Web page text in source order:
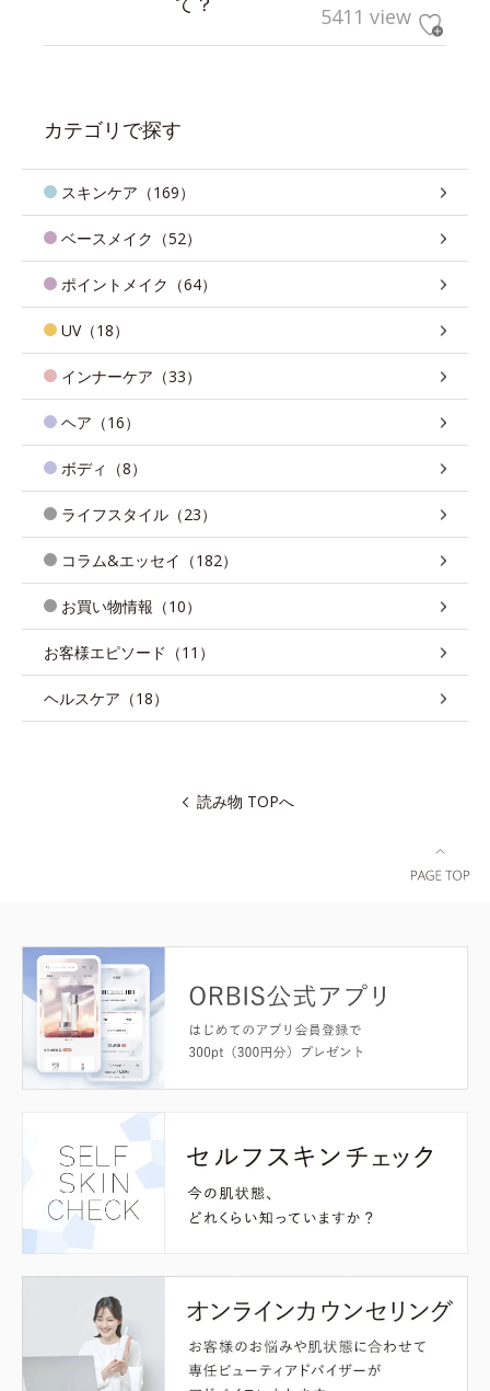
5411 view
カテゴリで探す
スキンケア（169）
ベースメイク（52）
ポイントメイク（64）
UV（18）
インナーケア（33）
ヘア（16）
ボディ（8）
ライフスタイル（23）
コラム&エッセイ（182）
お買い物情報（10）
お客様エピソード（11）
ヘルスケア（18）
読み物 TOPへ